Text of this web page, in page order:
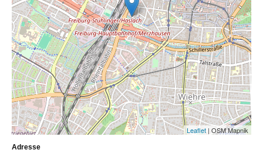
Leaflet | OSM Mapnik
Adresse